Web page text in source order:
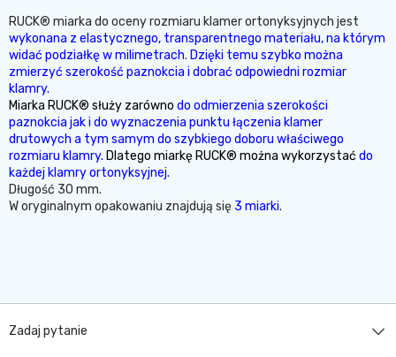
RUCK® miarka do oceny rozmiaru klamer ortonyksyjnych jest
wykonana z elastycznego, transparentnego materiału, na którym
widać podziałkę w milimetrach. Dzięki temu szybko można
zmierzyć szerokość paznokcia i dobrać odpowiedni rozmiar
klamry.
Miarka RUCK® służy zarówno do odmierzenia szerokości
paznokcia jak i do wyznaczenia punktu łączenia klamer
drutowych a tym samym do szybkiego doboru właściwego
rozmiaru klamry. Dlatego miarkę RUCK® można wykorzystać do
każdej klamry ortonyksyjnej.
Długość 30 mm.
W oryginalnym opakowaniu znajdują się 3 miarki.
Zadaj pytanie